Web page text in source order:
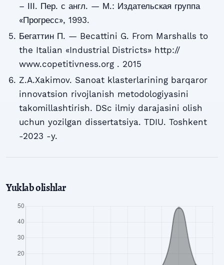
– ІІІ. Пер. с англ. — М.: Издательская группа
«Прогресс», 1993.
Бегаттин П. — Becattini G. From Marshalls to
the Italian «Industrial Districts» http://
www.copetitivness.org . 2015
Z.A.Xakimov. Sanoat klasterlarining barqaror
innovatsion rivojlanish metodologiyasini
takomillashtirish. DSc ilmiy darajasini olish
uchun yozilgan dissertatsiya. TDIU. Toshkent
-2023 -y.
Yuklab olishlar